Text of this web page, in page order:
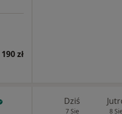
190 zł
Dziś
7 Sie 8 Sie